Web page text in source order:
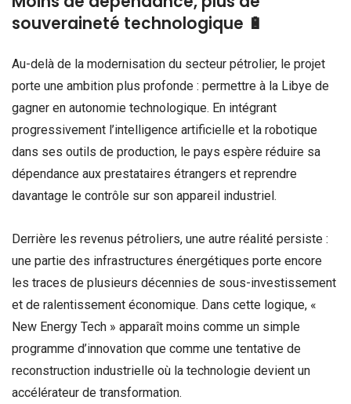
souveraineté technologique 🔋
Au-delà de la modernisation du secteur pétrolier, le projet
porte une ambition plus profonde : permettre à la Libye de
gagner en autonomie technologique. En intégrant
progressivement l’intelligence artificielle et la robotique
dans ses outils de production, le pays espère réduire sa
dépendance aux prestataires étrangers et reprendre
davantage le contrôle sur son appareil industriel.
Derrière les revenus pétroliers, une autre réalité persiste :
une partie des infrastructures énergétiques porte encore
les traces de plusieurs décennies de sous-investissement
et de ralentissement économique. Dans cette logique, «
New Energy Tech » apparaît moins comme un simple
programme d’innovation que comme une tentative de
reconstruction industrielle où la technologie devient un
accélérateur de transformation.